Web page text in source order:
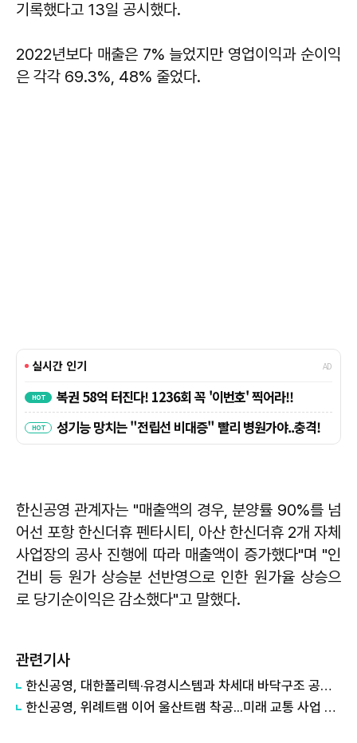
기록했다고 13일 공시했다.
2022년보다 매출은 7% 늘었지만 영업이익과 순이익
은 각각 69.3%, 48% 줄었다.
한신공영 관계자는 "매출액의 경우, 분양률 90%를 넘
어선 포항 한신더휴 펜타시티, 아산 한신더휴 2개 자체
사업장의 공사 진행에 따라 매출액이 증가했다"며 "인
건비 등 원가 상승분 선반영으로 인한 원가율 상승으
로 당기순이익은 감소했다"고 말했다.
관련기사
한신공영, 대한폴리텍·유경시스템과 차세대 바닥구조 공동개발
한신공영, 위례트램 이어 울산트램 착공...미래 교통 사업 경쟁력 확보